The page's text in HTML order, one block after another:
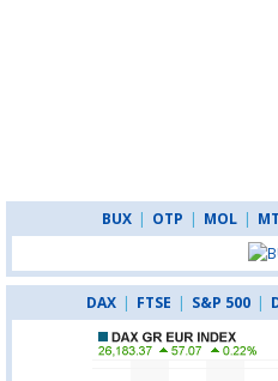
BUX | OTP | MOL |
DAX | FTSE | S&P 500 |